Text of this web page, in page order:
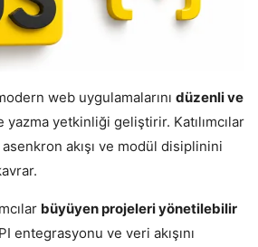
web uygulamalarını düzenli ve
yazma yetkinliği geliştirir. Katılımcılar
asenkron akışı ve modül disiplinini
büyüyen projeleri yönetilebilir
entegrasyonu ve veri akışını